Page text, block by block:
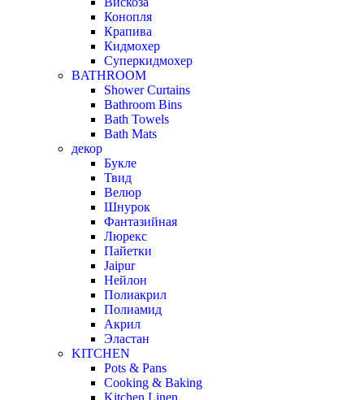
Конопля
Крапива
Кидмохер
Суперкидмохер
BATHROOM
Shower Curtains
Bathroom Bins
Bath Towels
Bath Mats
декор
Букле
Твид
Велюр
Шнурок
Фантазийная
Люрекс
Пайетки
Jaipur
Нейлон
Полиакрил
Полиамид
Акрил
Эластан
KITCHEN
Pots & Pans
Cooking & Baking
Kitchen Linen